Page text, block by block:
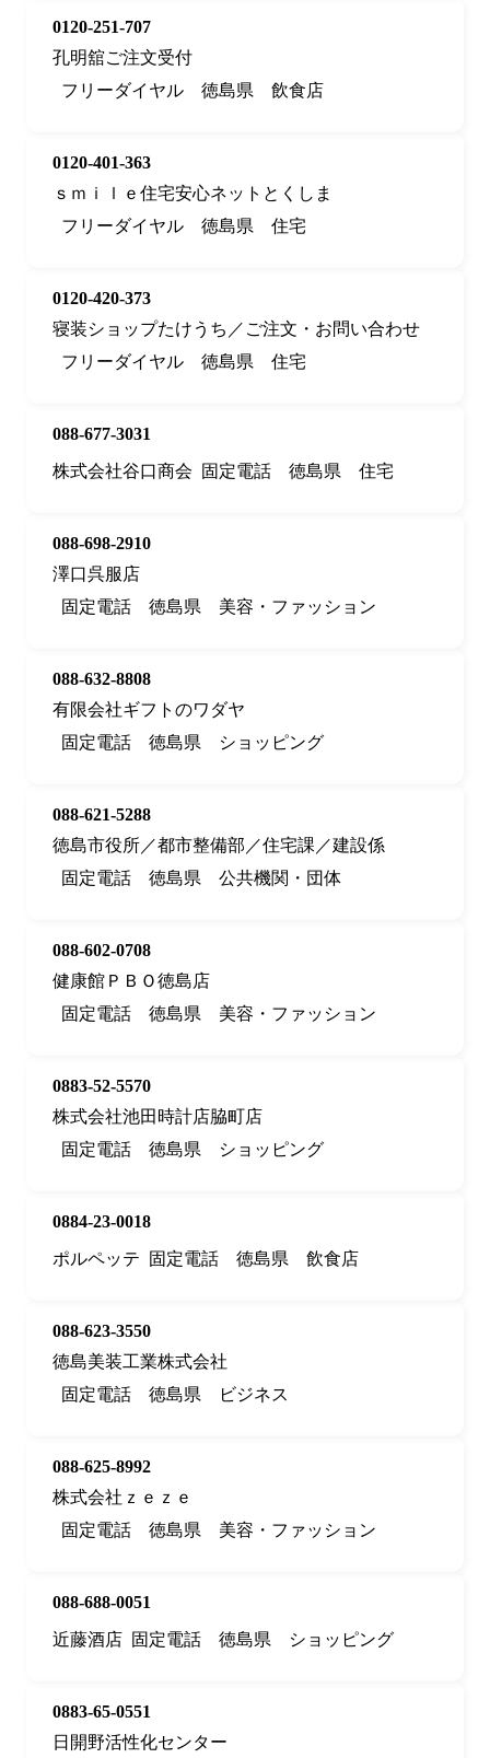
0120-251-707
孔明舘ご注文受付
フリーダイヤル
徳島県 飲食店
0120-401-363
ｓｍｉｌｅ住宅安心ネットとくしま
フリーダイヤル
徳島県 住宅
0120-420-373
寝装ショップたけうち／ご注文・お問い合わせ
フリーダイヤル
徳島県 住宅
088-677-3031
株式会社谷口商会
固定電話 徳島県 住宅
088-698-2910
澤口呉服店
固定電話
徳島県 美容・ファッション
088-632-8808
有限会社ギフトのワダヤ
固定電話
徳島県 ショッピング
088-621-5288
徳島市役所／都市整備部／住宅課／建設係
固定電話
徳島県 公共機関・団体
088-602-0708
健康館ＰＢＯ徳島店
固定電話
徳島県 美容・ファッション
0883-52-5570
株式会社池田時計店脇町店
固定電話
徳島県 ショッピング
0884-23-0018
ポルペッテ
固定電話 徳島県 飲食店
088-623-3550
徳島美装工業株式会社
固定電話
徳島県 ビジネス
088-625-8992
株式会社ｚｅｚｅ
固定電話
徳島県 美容・ファッション
088-688-0051
近藤酒店 固定電話 徳島県 ショッピング
0883-65-0551
日開野活性化センター